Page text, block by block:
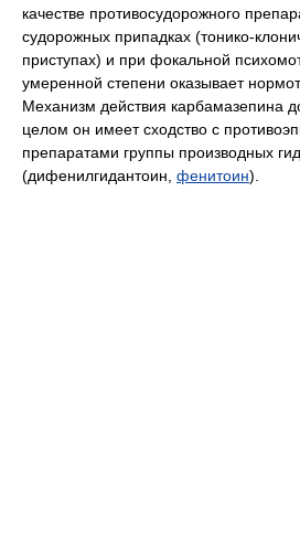
качестве противосудорожного
судорожных припадках (тонико-
приступах) и при фокальной
умеренной степени оказывает
Механизм действия карбамазепина
целом он имеет сходство с
препаратами группы производных
(дифенилгидантоин, фенитоин).